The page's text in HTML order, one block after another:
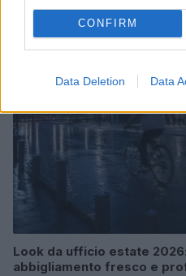
CONFIRM
Data Deletion Data
LIFESTYLE
Look da ufficio estate
abbigliamento fresco e